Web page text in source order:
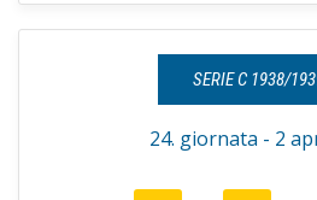
SERIE C 1938/
24. giornata - 2